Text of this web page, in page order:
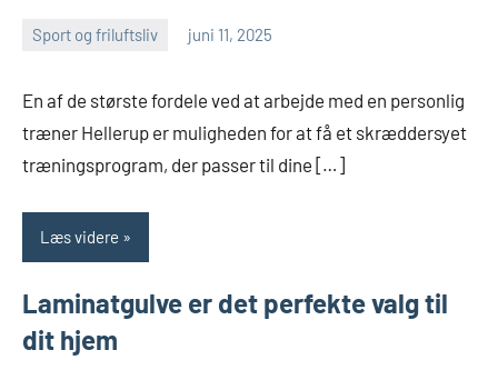
Sport og friluftsliv juni 11, 2025
Esben
En af de største fordele ved at arbejde med en personlig
træner Hellerup er muligheden for at få et skræddersyet
træningsprogram, der passer til dine […]
Læs videre
Laminatgulve er det perfekte valg til
dit hjem